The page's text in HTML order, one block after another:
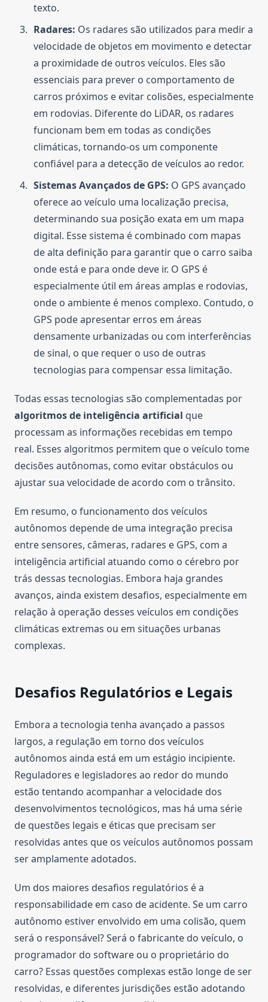
texto.
Radares: Os radares são utilizados para medir a
velocidade de objetos em movimento e detectar
a proximidade de outros veículos. Eles são
essenciais para prever o comportamento de
carros próximos e evitar colisões, especialmente
em rodovias. Diferente do LiDAR, os radares
funcionam bem em todas as condições
climáticas, tornando-os um componente
confiável para a detecção de veículos ao redor.
Sistemas Avançados de GPS: O GPS avançado
oferece ao veículo uma localização precisa,
determinando sua posição exata em um mapa
digital. Esse sistema é combinado com mapas
de alta definição para garantir que o carro saiba
onde está e para onde deve ir. O GPS é
especialmente útil em áreas amplas e rodovias,
onde o ambiente é menos complexo. Contudo, o
GPS pode apresentar erros em áreas
densamente urbanizadas ou com interferências
de sinal, o que requer o uso de outras
tecnologias para compensar essa limitação.
Todas essas tecnologias são complementadas por
algoritmos de inteligência artificial que
processam as informações recebidas em tempo
real. Esses algoritmos permitem que o veículo tome
decisões autônomas, como evitar obstáculos ou
ajustar sua velocidade de acordo com o trânsito.
Em resumo, o funcionamento dos veículos
autônomos depende de uma integração precisa
entre sensores, câmeras, radares e GPS, com a
inteligência artificial atuando como o cérebro por
trás dessas tecnologias. Embora haja grandes
avanços, ainda existem desafios, especialmente em
relação à operação desses veículos em condições
climáticas extremas ou em situações urbanas
complexas.
Desafios Regulatórios e Legais
Embora a tecnologia tenha avançado a passos
largos, a regulação em torno dos veículos
autônomos ainda está em um estágio incipiente.
Reguladores e legisladores ao redor do mundo
estão tentando acompanhar a velocidade dos
desenvolvimentos tecnológicos, mas há uma série
de questões legais e éticas que precisam ser
resolvidas antes que os veículos autônomos possam
ser amplamente adotados.
Um dos maiores desafios regulatórios é a
responsabilidade em caso de acidente. Se um carro
autônomo estiver envolvido em uma colisão, quem
será o responsável? Será o fabricante do veículo, o
programador do software ou o proprietário do
carro? Essas questões complexas estão longe de ser
resolvidas, e diferentes jurisdições estão adotando